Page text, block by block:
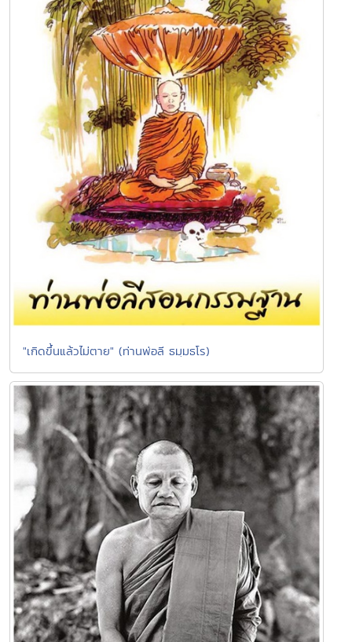
"เกิดขึ้นแล้วไม่ตาย" (ท่านพ่อลี ธมฺมธโร)